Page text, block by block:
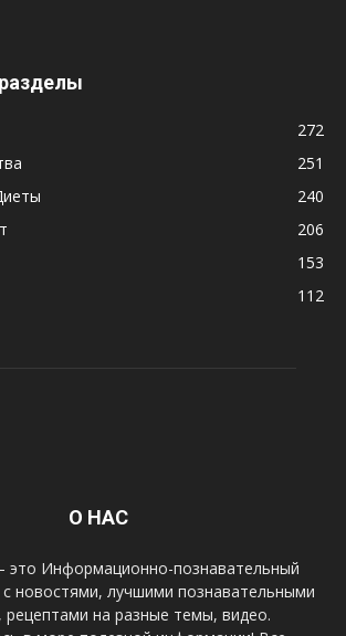
272
251
240
206
153
112
О НАС
Информационно-познавательный
новостями, лучшими познавательными
рецептами на разные темы, видео.